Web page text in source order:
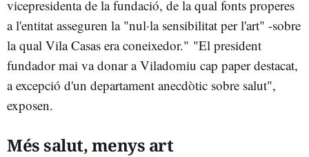
vicepresidenta de la fundació, de la qual fonts properes
a l'entitat asseguren la "nul·la sensibilitat per l'art" -sobre
la qual Vila Casas era coneixedor." "El president
fundador mai va donar a Viladomiu cap paper destacat,
a excepció d'un departament anecdòtic sobre salut",
exposen.
Més salut, menys art